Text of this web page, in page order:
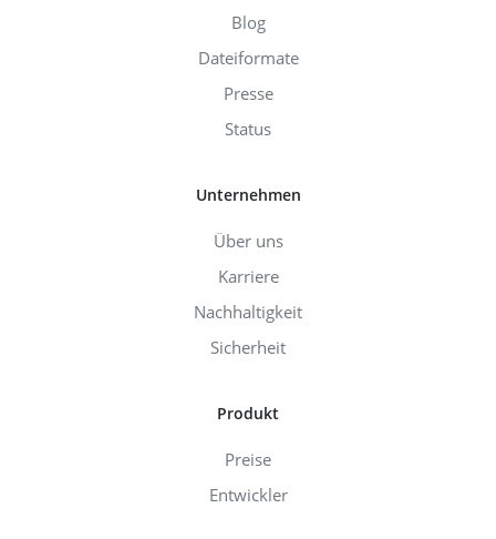
Blog
Dateiformate
Presse
Status
Unternehmen
Über uns
Karriere
Nachhaltigkeit
Sicherheit
Produkt
Preise
Entwickler